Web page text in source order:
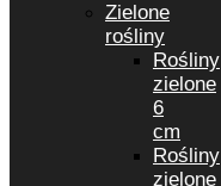
Zielone
rośliny
Rośliny
zielone
6
cm
Rośliny
zielone